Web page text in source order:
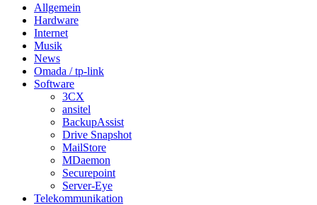
Allgemein
Hardware
Internet
Musik
News
Omada / tp-link
Software
3CX
ansitel
BackupAssist
Drive Snapshot
MailStore
MDaemon
Securepoint
Server-Eye
Telekommunikation